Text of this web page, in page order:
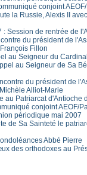
conjoint
la Russie, Alexis II
: Session de rentrée de
du président de
Fillon
au Seigneur du
au Seigneur de Sa
du président de
Alliot-Marie
au Patriarcat d'Antioche
conjoint AEOF/
périodique mai 2007
de Sa Sainteté le
Abbé Pierre
des orthodoxes au